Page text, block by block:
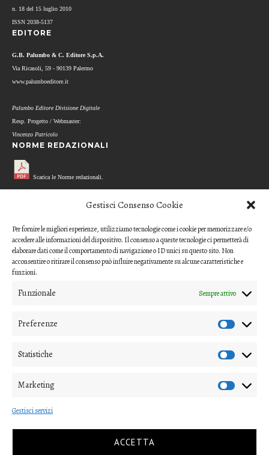
Gestisci Consenso Cookie
Per fornire le migliori esperienze, utilizziamo tecnologie come i cookie per memorizzare e/o
accedere alle informazioni del dispositivo. Il consenso a queste tecnologie ci permetterà di
elaborare dati come il comportamento di navigazione o ID unici su questo sito. Non
acconsentire o ritirare il consenso può influire negativamente su alcune caratteristiche e
funzioni.
Funzionale Sempre attivo
Preferenze
Statistiche
Marketing
Gestisci servizi
ACCETTA
n. 18 del 15 luglio 2010
ISSN 2038-5137
EDITORE
G.B. Palumbo & C. Editore S.p.A.
Via Ricasoli, 59 - 90139 Palermo
www.palumboeditore.it
Palumbo Editore Divisione Digitale
Resp. Progetto / Webmaster:
Vincenzo Patricolo
NORME REDAZIONALI
Scarica le Norme redazionali.
MODELLO REFEREE
Scarica il questionario di valutazione
(modello per i referee)
CODICE ETICO
COME INVIARE UN CONTRIBUTO
Gli articoli o i contributi da proporre devono essere inviati ai
(nipico47@gmail.com; angela.andrisano@unife.it)
e allasegreteria di redazione